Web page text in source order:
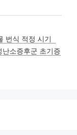
번식 적정 시기
소증후군 초기증